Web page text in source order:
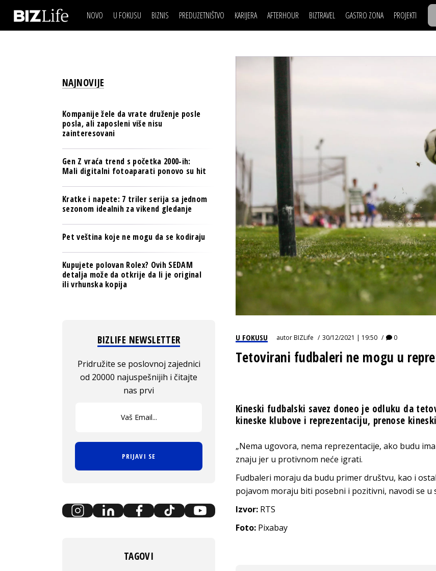
NOVO U FOKUSU BIZNIS
BANKE
TECH I AI
BIZNIS & SPORT
PULS REGIONA
NOVO NA RAFU
PREDUZETNIŠTVO KARIJERA
LJUDI (HR)
MOJ UGAO
USAVRŠAVANJE
KNOW-HOW
AFTERHOUR
STIL
WELLBEING
BIZTRAVEL GASTRO ZONA PROJEKTI
IZJAVA GODINE
IZJAVA DANABIZNIS SCENA
BREND I KOMUNIKACIJE
OSIGURANJE
TECH I AI
PULS REGIONA
POSAO
MOJ UGAO
USAVRŠAVANJE
KNOW-HOW
FILM I SCENA
AUTO SVET
STIL
WELLBEING
NAJKOLEGA
30 ISPOD 30
U FOKUSU autorBIZLife 30/12/2021 | 19:50 0
Tetovirani fudbaleri ne mogu u
Kineski fudbalski savez doneo je odluku da
kineske klubove i reprezentaciju, prenose
„Nema ugovora, nema reprezentacije, ako budu
znaju jer u protivnom neće igrati.
Fudbaleri moraju da budu primer društvu, kao i
pojavom moraju biti posebni i pozitivni, navodi se u
Izvor: RTS
Foto: Pixabay
NAJNOVIJE
Kompanije žele da vrate druženje posle
posla, ali zaposleni više nisu
zainteresovani
Gen Z vraća trend s početka 2000-ih:
Mali digitalni fotoaparati ponovo su hit
Kratke i napete: 7 triler serija sa jednom
sezonom idealnih za vikend gledanje
Pet veština koje ne mogu da se kodiraju
Kupujete polovan Rolex? Ovih SEDAM
detalja može da otkrije da li je original
ili vrhunska kopija
BIZLIFE NEWSLETTER
Pridružite se poslovnoj zajednici
od 20000 najuspešnijih i čitajte
nas prvi
PRIJAVI SE
TAGOVI